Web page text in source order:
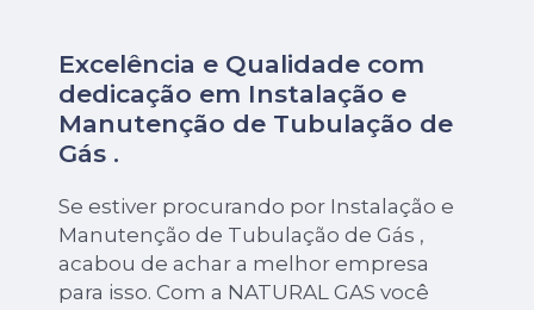
Excelência e Qualidade com
dedicação em Instalação e
Manutenção de Tubulação de
Gás .
Se estiver procurando por Instalação e
Manutenção de Tubulação de Gás ,
acabou de achar a melhor empresa
para isso. Com a NATURAL GAS você